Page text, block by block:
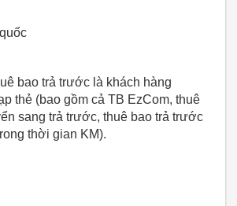
bao trả trước là khách hàng
thẻ (bao gồm cả TB EzCom, thuê
sang trả trước, thuê bao trả trước
thời gian KM).